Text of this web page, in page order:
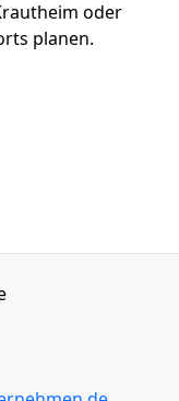
oder
planen.